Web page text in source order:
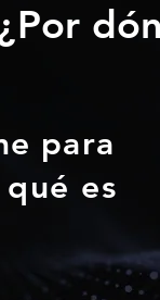
para
es